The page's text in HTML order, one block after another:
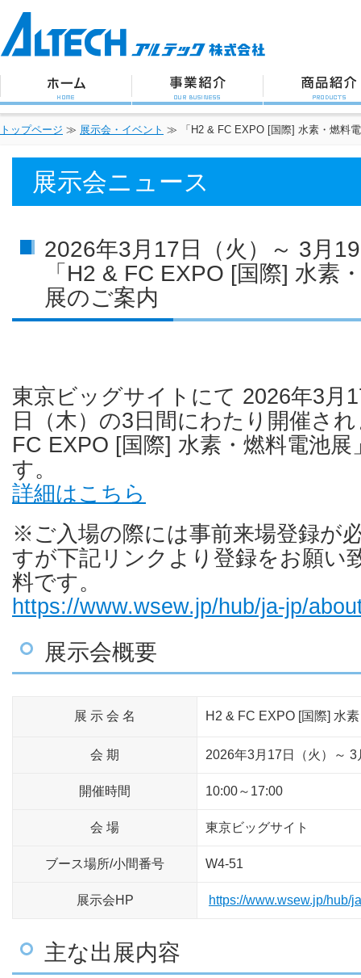
トップページ ≫ 展示会・イベント ≫ 「H2 & FC EXPO [国際] 水素・燃料
展示会ニュース
2026年3月17日（火）～ 3月
「H2 & FC EXPO [国際] 水素
展のご案内
東京ビッグサイトにて 2026年3月
日（木）の3日間にわたり開催さ
FC EXPO [国際] 水素・燃料電池
す。
詳細はこちら
※ご入場の際には事前来場登録が
すが下記リンクより登録をお願い
料です。
https://www.wsew.jp/hub/ja-jp/
展示会概要
展 示 会 名 H2 & FC EXPO [国際] 水
会 期 2026年3月17日（火）～
開催時間 10:00～17:00
会 場 東京ビッグサイト
ブース場所/小間番号 W4-51
展示会HP https://www.wsew.jp/hub/
主な出展内容